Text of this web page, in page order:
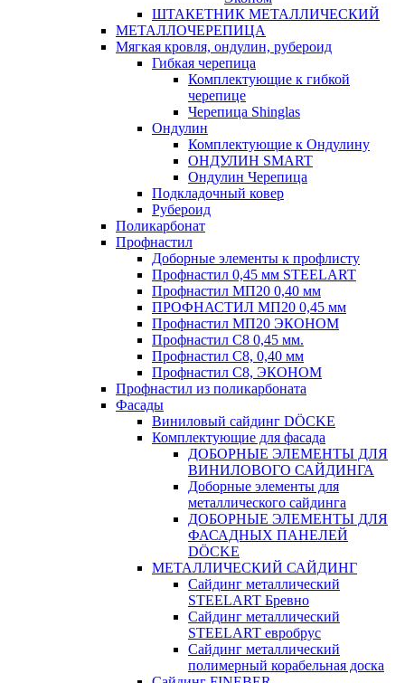
ШТАКЕТНИК МЕТАЛЛИЧЕСКИЙ
МЕТАЛЛОЧЕРЕПИЦА
Мягкая кровля, ондулин, рубероид
Гибкая черепица
Комплектующие к гибкой
черепице
Черепица Shinglas
Ондулин
Комплектующие к Ондулину
ОНДУЛИН SMART
Ондулин Черепица
Подкладочный ковер
Рубероид
Поликарбонат
Профнастил
Доборные элементы к профлисту
Профнастил 0,45 мм STEELART
Профнастил МП20 0,40 мм
ПРОФНАСТИЛ МП20 0,45 мм
Профнастил МП20 ЭКОНОМ
Профнастил С8 0,45 мм.
Профнастил С8, 0,40 мм
Профнастил С8, ЭКОНОМ
Профнастил из поликарбоната
Фасады
Виниловый сайдинг DÖCKE
Комплектующие для фасада
ДОБОРНЫЕ ЭЛЕМЕНТЫ ДЛЯ
ВИНИЛОВОГО САЙДИНГА
Доборные элементы для
металлического сайдинга
ДОБОРНЫЕ ЭЛЕМЕНТЫ ДЛЯ
ФАСАДНЫХ ПАНЕЛЕЙ
DÖCKE
МЕТАЛЛИЧЕСКИЙ САЙДИНГ
Сайдинг металлический
STEELART Бревно
Сайдинг металлический
STEELART евробрус
Сайдинг металлический
полимерный корабельная доска